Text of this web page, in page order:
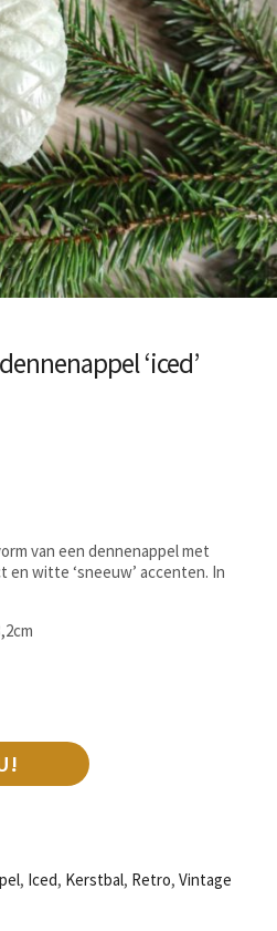
‘iced’
van een dennenappel met
en witte ‘sneeuw’ accenten. In
, Iced, Kerstbal, Retro, Vintage